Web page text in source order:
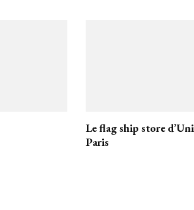
Le flag ship store
Paris